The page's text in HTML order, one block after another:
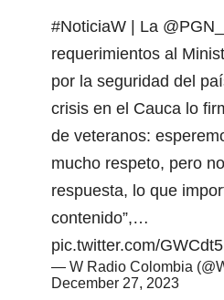
#NoticiaW | La
requerimientos al
por la seguridad del
crisis en el Cauca lo
de veteranos:
mucho respeto, pero
respuesta, lo que
contenido”,…
pic.twitter.com/
— W Radio Colombia
December 27, 2023